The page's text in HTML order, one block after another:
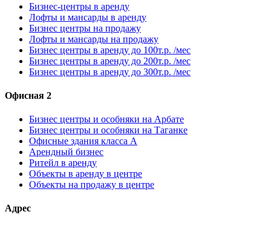
Бизнес-центры в аренду
Лофты и мансарды в аренду
Бизнес центры на продажу
Лофты и мансарды на продажу
Бизнес центры в аренду до 100т.р. /мес
Бизнес центры в аренду до 200т.р. /мес
Бизнес центры в аренду до 300т.р. /мес
Офисная 2
Бизнес центры и особняки на Арбате
Бизнес центры и особняки на Таганке
Офисные здания класса А
Арендный бизнес
Ритейл в аренду
Объекты в аренду в центре
Объекты на продажу в центре
Адрес